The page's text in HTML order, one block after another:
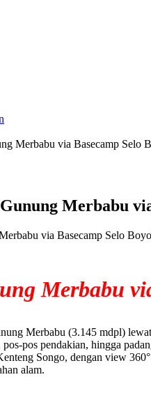
Merbabu via Basecamp Selo
Merbabu
Merbabu
Merbabu (3.145 mdpl)
pos pendakian, hingga
Songo, dengan view
alam.